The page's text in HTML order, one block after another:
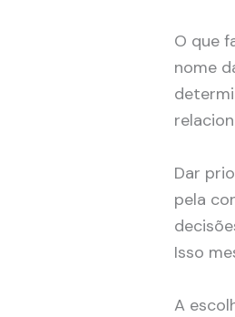
O que
nome
Dar
pela
Isso
A